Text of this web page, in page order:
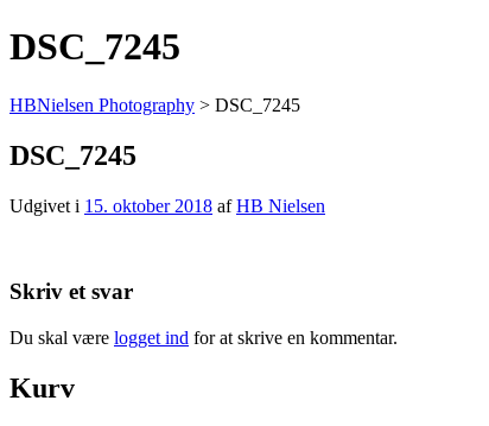
DSC_7245
HBNielsen Photography > DSC_7245
DSC_7245
Udgivet i 15. oktober 2018 afHB Nielsen
Skriv et svar
Du skal være logget ind for at skrive en kommentar.
Kurv